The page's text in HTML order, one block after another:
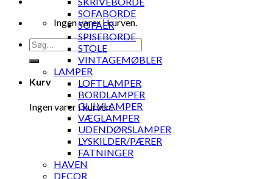
Ingen varer i kurven.
Søg
efter:
Kurv
Ingen varer i kurven.
SOFABORDE
SOFAER
SPISEBORDE
STOLE
VINTAGEMØBLER
LAMPER
LOFTLAMPER
BORDLAMPER
GULVLAMPER
VÆGLAMPER
UDENDØRSLAMPER
LYSKILDER/PÆRER
FATNINGER
HAVEN
DECOR